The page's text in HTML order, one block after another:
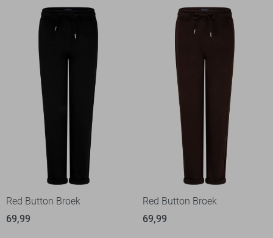
Red Button Broek
69,99
Red Button Broek
69,99